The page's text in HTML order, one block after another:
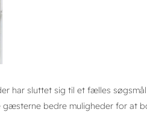
har sluttet sig til et fælles
bedre muligheder for at